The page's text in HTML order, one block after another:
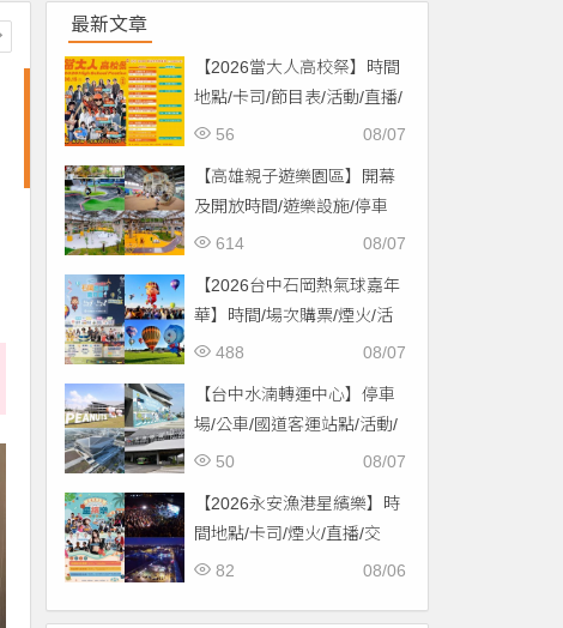
最新文章
【2026當大人高校祭】時間
地點/卡司/節目表/活動/直播/
交通，免費入場！
08/07
56
【高雄親子遊樂園區】開幕
及開放時間/遊樂設施/停車
場/交通一次看！
08/07
614
【2026台中石岡熱氣球嘉年
華】時間/場次購票/煙火/活
動/交通，土牛運動公園登08/07
488
【台中水湳轉運中心】停車
場/公車/國道客運站點/活動/
交通，啟用免費停車！ 08/07
50
【2026永安漁港星繽樂】時
間地點/卡司/煙火/直播/交
通，免費入場！
08/06
82